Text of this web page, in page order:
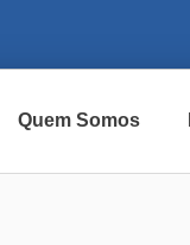
Quem Somos